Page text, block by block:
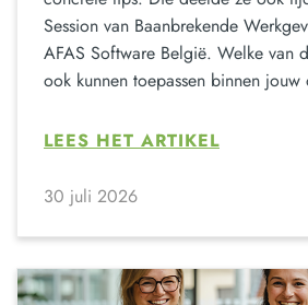
Session van Baanbrekende
AFAS Software België. Welke van
ook kunnen toepassen binnen jouw
LEES HET ARTIKEL
30 juli 2026